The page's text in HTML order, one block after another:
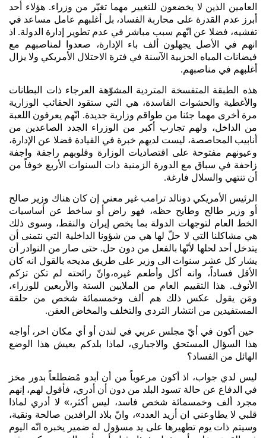
العامين
الذين لا يخضعون للتغيير مهما تغيّر من وزراء.هؤلاء
أحد
أبرز عدم القدرة على محاربة الفساد، بل أغلبهم عامل مساعد في
تفشيه، فضلا عن انّهم سبب مباشر في عدم تطوير إدارة الدولة. اذ
انهم
في الأصل يجهلون ألف باء الإدارة، صعدوا لمناصبهم
مع
فيضانات المياه الحزبية الآسنة في فترة الاحتلال الأمريكي ولا يزال
أغلبهم في مناصبهم.
هذه الطبقة المتفسخة المتردية المشوّهة العرجاء ذات
البطانات
والأغطية والحشوات الفاسدة، هي التي ستقود الحقائب
الوزارية
مرة أخرى مهما جئنا من طواقم وزارية جديدة. انّهم يعرفون اللعبة
من
الداخل، ولهم تجارب أكبر من الوزراء الجدد الصاعدين من
أنابيب المحاصصة، ليست لديهم خبرة في القيادة فضلا عن الإدارة،
وعيونهم مفتوحة على اقتصاديات الوزارة وقلوبهم راجفة واجفة
زاحفة في سباق مع الدورة الزمنية ذات السنوات الأربع خوفاً من
أن تنتهي والسلال فارغة.
الرئيس الأمريكي دونالد ترامب غير معني إن كان هناك وزير صالح
أو وزير طالح وطايح حظه، فهو راض أو ساخط عن
أساسيات
الخط
العام لتوجهات الدولة بما يخص إيران والنفط، وسوى ذلك
هي مشاكلنا التي لا حلّ لها هي من شؤونا الداخلية التي نتمنى
أن
يتدخل أحد لحلها لأنّها بالفعل من دون حل. حتى صار من النوادر
أن
يشار كل عشر سنوات الى وزير على طريق مديحه بالقول انه كان
الأقل فساداً، وانه أكل وأطعم غيره،وانّ رائحته لم تكن تزكم
الأنوف. هذا التقييم العام من الملايين الستة والأربعين للوزراء،
ومَن
يقول عكس ذلك هم ألف وخمسمائة شخص من
حلقة
المستفيدين من انتشار التردي والتخلف والمخاض العفن.
حين أكون في أيّ مجلس عربي في لندن أو أي مكان اخر، أواجه
هذا
السؤال المستحق والاجباري، لماذا بلدكم يعيش هذا
الوضع
الهائل من الفساد؟
ليس لدي جواب، اذ أكون مرعوباً من أن أبدو مُضطلعاً بدور
مخز
في الدفاع عن حالة تسود البلد من دون أن أدري، فأقول لهم، إنهم
مجرد
ألف وخمسمائة شخص فاسد، ليس أكثر،» لا أدري لماذا
قلبي لا يطاوعني ان أزيد العدد»، وانّ بلاد الرافدين صالحة ونقية،
وسيتم ذات يوم تطهيرها على يد مسؤول له ضمير يخبره انّه
اليوم